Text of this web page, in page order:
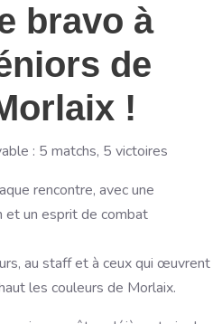
bravo à
de
!
: 5 matchs, 5 victoires
rencontre, avec une
et un esprit de combat
au staff et à ceux qui œuvrent
les couleurs de Morlaix.